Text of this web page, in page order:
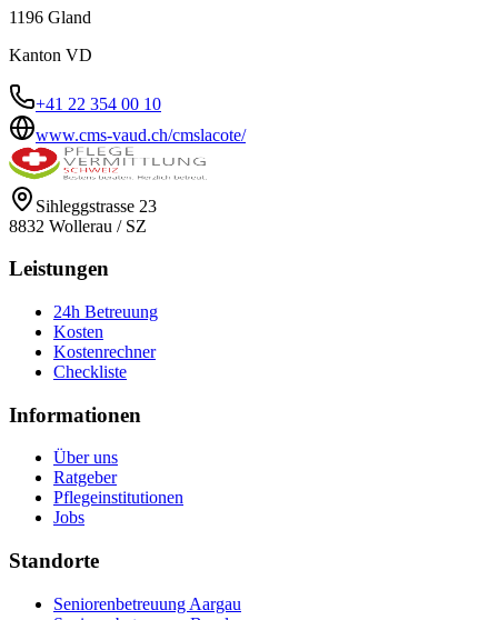
1196 Gland
Kanton VD
+41 22 354 00 10
www.cms-vaud.ch/cmslacote/
Sihleggstrasse 23
8832 Wollerau / SZ
Leistungen
24h Betreuung
Kosten
Kostenrechner
Checkliste
Informationen
Über uns
Ratgeber
Pflegeinstitutionen
Jobs
Standorte
Seniorenbetreuung Aargau